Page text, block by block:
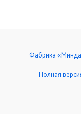
Фабрика
Полная